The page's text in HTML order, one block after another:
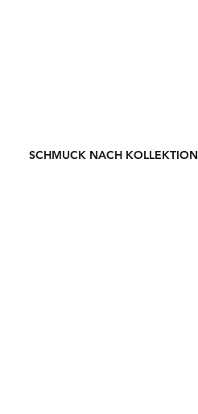
SCHMUCK NACH KOLLEKTION